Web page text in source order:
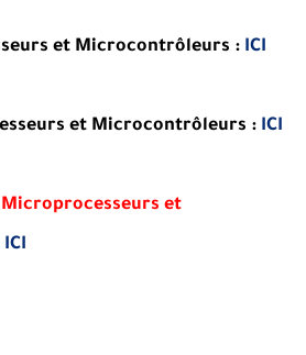
et Microcontrôleurs : ICI
et Microcontrôleurs : ICI
et
ICI